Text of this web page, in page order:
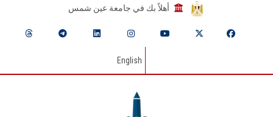
أهلاً بك في جامعة عين شمس
English